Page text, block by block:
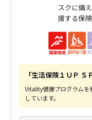
スクに備
援する保険
「生活保険１ＵＰ Ｓ
Vitality健康プログラムを
しています。